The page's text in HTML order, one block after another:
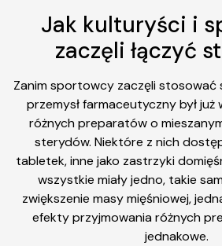
Jak kulturyści i
zaczęli łączyć
Zanim sportowcy zaczęli stosować
przemysł farmaceutyczny był
różnych preparatów o
sterydów. Niektóre z nich
tabletek, inne jako zastrzyki
wszystkie miały jedno, takie
zwiększenie masy mięśniowej,
efekty przyjmowania różnych
jednakowe.